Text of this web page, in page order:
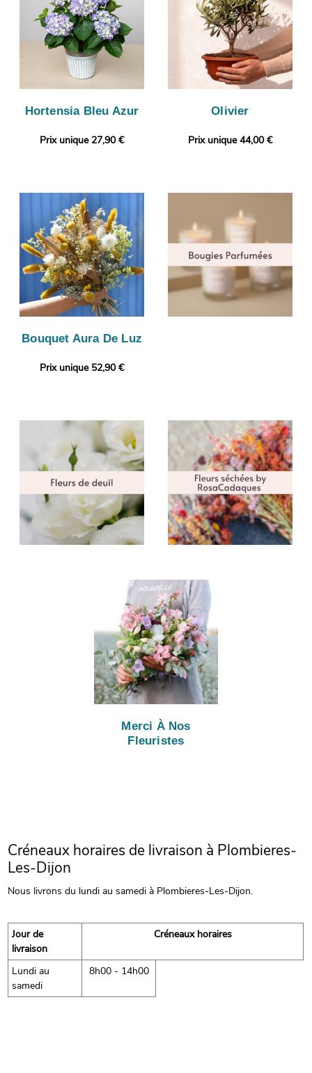
Hortensia Bleu Azur
Prix unique 27,90 €
Olivier
Prix unique 44,00 €
Bouquet Aura De Luz
Prix unique 52,90 €
Merci À Nos
Fleuristes
Créneaux horaires de livraison à Plombieres-
Les-Dijon
Nous livrons du lundi au samedi à Plombieres-Les-Dijon.
Jour de
livraison
Créneaux horaires
Lundi au
samedi
8h00 - 14h00